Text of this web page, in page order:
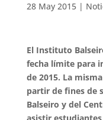
28 May 2015|
El Instituto
fecha límite para
de 2015. La
partir de fines de
Balseiro y del